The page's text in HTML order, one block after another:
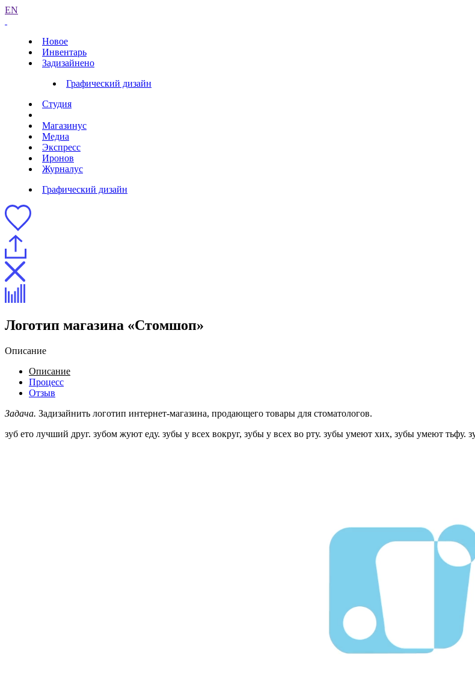
EN
Новое
Инвентарь
Задизайнено
Графический дизайн
Студия
Магазинус
Медиа
Экспресс
Иронов
Журналус
Графический дизайн
Логотип магазина «Стомшоп»
Описание
Описание
Процесс
Отзыв
Задача. Задизайнить логотип интернет-магазина, продающего товары для стоматологов.
зуб ето лучший друг. зубом жуют еду. зубы у всех вокруг, зубы у всех во рту. зубы умеют хих, зубы умеют тьфу.